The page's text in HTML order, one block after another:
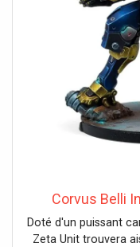
Corvus Belli
Doté d'un puissant
Zeta Unit trouvera